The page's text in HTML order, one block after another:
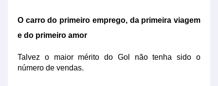
O carro do primeiro emprego, da primeira viagem
e do primeiro amor
Talvez o maior mérito do Gol não tenha sido o
número de vendas.